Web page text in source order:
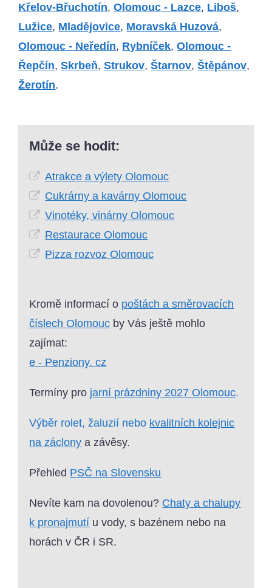
Křelov-Břuchotín,Olomouc - Lazce, Liboš,
Lužice, Mladějovice, Moravská Huzová,
Olomouc - Neředín, Rybníček,Olomouc -
Řepčín,Skrbeň,Strukov,Štarnov,Štěpánov,
Žerotín.
Může se hodit:
Atrakce a výlety Olomouc
Cukrárny a kavárny Olomouc
Vinotéky, vinárny Olomouc
Restaurace Olomouc
Pizza rozvoz Olomouc
Kromě informací o poštách a směrovacích
číslech Olomouc by Vás ještě mohlo
zajímat:
e - Penziony. cz
Termíny pro jarní prázdniny 2027 Olomouc.
Výběr rolet, žaluzií nebo kvalitních kolejnic
na záclony a závěsy.
Přehled PSČ na Slovensku
Nevíte kam na dovolenou? Chaty a chalupy
k pronajmutí u vody, s bazénem nebo na
horách v ČR i SR.